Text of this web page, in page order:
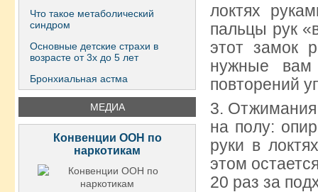
Что такое метаболический
синдром
Основные детские страхи в
возрасте от 3х до 5 лет
Бронхиальная астма
МЕДИА
Конвенции ООН по
наркотикам
локтях
пальцы рук
этот замок
нужные
повторений
3. Отжимания
на полу:
руки в
этом
20 раз за